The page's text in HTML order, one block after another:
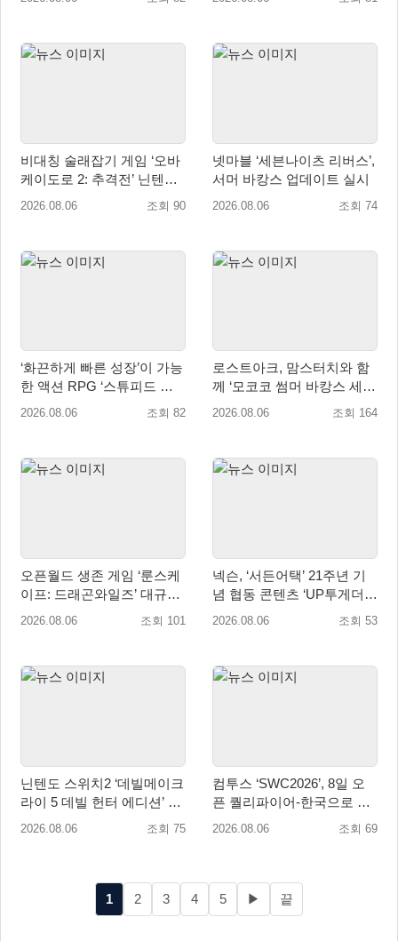
비대칭 술래잡기 게임 ‘오바
케이도로 2: 추격전’ 닌텐도
eShop 출시
2026.08.06 조회 90
넷마블 ‘세븐나이츠 리버스’,
서머 바캉스 업데이트 실시
2026.08.06 조회 74
‘화끈하게 빠른 성장’이 가능
한 액션 RPG ‘스튜피드 네
버 다이즈’ 패키지판 예약판
2026.08.06 조회 82
로스트아크, 맘스터치와 함
께 ‘모코코 썸머 바캉스 세
트’ 출시
2026.08.06 조회 164
오픈월드 생존 게임 ‘룬스케
이프: 드래곤와일즈’ 대규모
유저 편의성 개선 및 사이드
2026.08.06 조회 101
넥슨, ‘서든어택’ 21주년 기
념 협동 콘텐츠 ‘UP투게더’
업데이트
2026.08.06 조회 53
닌텐도 스위치2 ‘데빌메이크
라이 5 데빌 헌터 에디션’ 패
키지 제품 8월 7일 예약판매
2026.08.06 조회 75
컴투스 ‘SWC2026’, 8일 오
픈 퀄리파이어-한국으로 시
즌 개막!
2026.08.06 조회 69
1 2 3 4 5 ▶ 끝